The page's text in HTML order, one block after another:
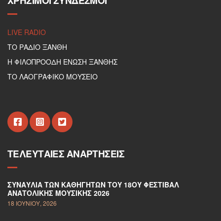
LIVE RADIO
ΤΟ ΡΑΔΙΟ ΞΑΝΘΗ
Η ΦΙΛΟΠΡΟΟΔΗ ΕΝΩΣΗ ΞΑΝΘΗΣ
ΤΟ ΛΑΟΓΡΑΦΙΚΟ ΜΟΥΣΕΙΟ
ΤΕΛΕΥΤΑΊΕΣ ΑΝΑΡΤΉΣΕΙΣ
ΣΥΝΑΥΛΊΑ ΤΩΝ ΚΑΘΗΓΗΤΏΝ ΤΟΥ 18ΟΥ ΦΕΣΤΙΒΆΛ
ΑΝΑΤΟΛΙΚΉΣ ΜΟΥΣΙΚΉΣ 2026
18 ΙΟΥΝΊΟΥ, 2026